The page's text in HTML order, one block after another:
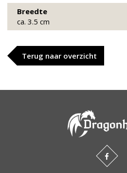
Breedte
ca. 3.5 cm
Terug naar overzicht